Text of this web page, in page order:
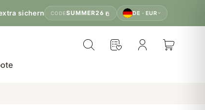
extra sichern
CODESUMMER26 DE · EUR